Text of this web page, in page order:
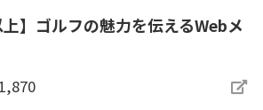
上】ゴルフの魅力を伝えるWebメ